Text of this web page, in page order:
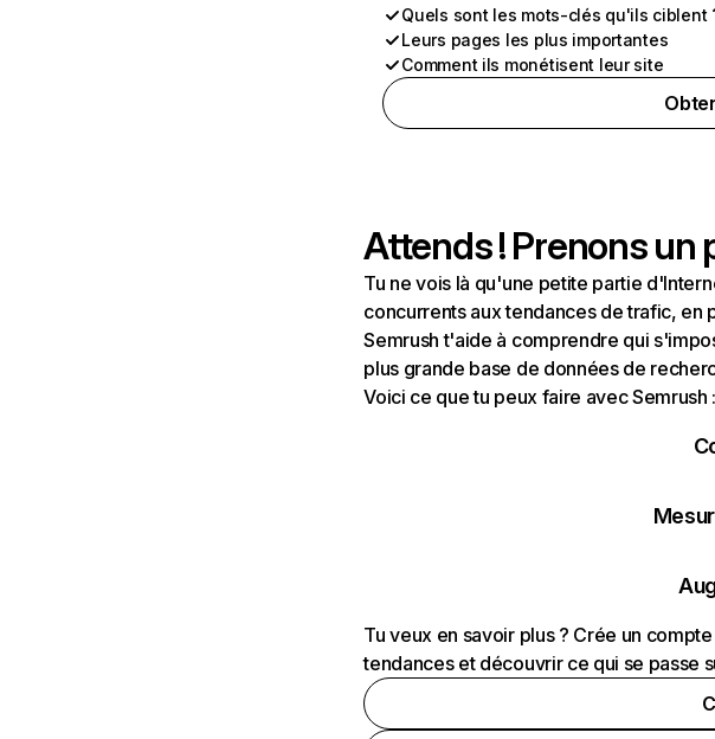
Quels sont les mots-clés qu'ils ciblent
Leurs pages les plus importantes
Comment ils monétisent leur site
Attends ! Prenons un
Tu ne vois là qu'une petite partie
concurrents aux tendances de trafic, en
Semrush t'aide à comprendre qui
plus grande base de données de
Voici ce que tu peux faire avec Semrush
Tu veux en savoir plus ? Crée un
tendances et découvrir ce qui se passe